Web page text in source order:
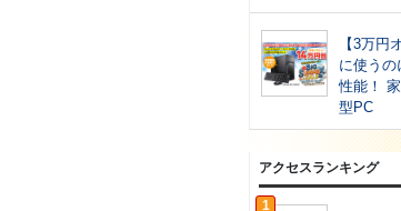
【3万円
に使う
性能！
型PC
アクセスランキング
1